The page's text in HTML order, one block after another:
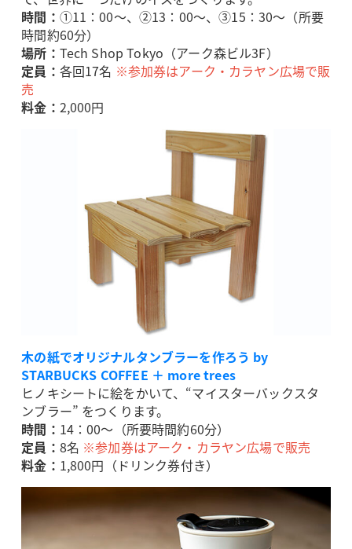
時間： ①11：00～、②13：00～、③15：30～（所要
時間約60分）
場所： Tech Shop Tokyo（アーク森ビル3F）
定員： 各回17名 ※参加券はアーク・カラヤン広場で販
売
料金： 2,000円
木の紙でオリジナルタンブラーを作ろう by
STARBUCKS COFFEE ＋ more trees
ヒノキシートに絵をかいて、“マイスターバックスタ
ンブラー” をつくります。
時間： 14：00～（所要時間約60分）
定員： 8名 ※参加券はアーク・カラヤン広場で販売
料金： 1,800円（ドリンク券付き）